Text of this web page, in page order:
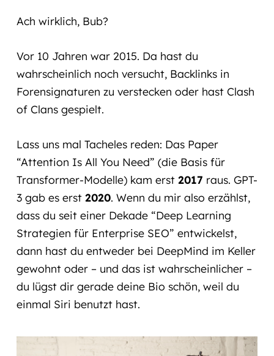
Ach wirklich, Bub?
Vor 10 Jahren war 2015. Da hast du
wahrscheinlich noch versucht, Backlinks in
Forensignaturen zu verstecken oder hast Clash
of Clans gespielt.
Lass uns mal Tacheles reden: Das Paper
“Attention Is All You Need” (die Basis für
Transformer-Modelle) kam erst 2017 raus. GPT-
3 gab es erst 2020. Wenn du mir also erzählst,
dass du seit einer Dekade “Deep Learning
Strategien für Enterprise SEO” entwickelst,
dann hast du entweder bei DeepMind im Keller
gewohnt oder – und das ist wahrscheinlicher –
du lügst dir gerade deine Bio schön, weil du
einmal Siri benutzt hast.